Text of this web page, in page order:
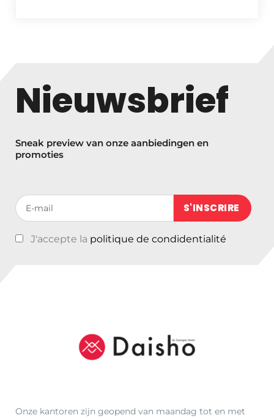
Nieuwsbrief
Sneak preview van onze aanbiedingen en
promoties
Votre adresse de messagerie (obligatoire)
J'accepte la politique de condidentialité
Onze kantoren zijn geopend van maandag tot en met